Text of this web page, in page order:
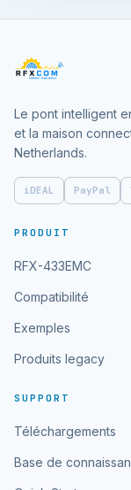
Le pont intelligent
et la maison
Netherlands.
iDEAL PayPal
PRODUIT
RFX-433EMC
Compatibilité
Exemples
Produits legacy
SUPPORT
Téléchargements
Base de